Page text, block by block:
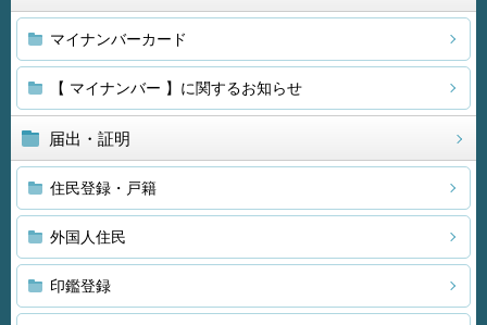
マイナンバーカード
【 マイナンバー 】に関するお知らせ
届出・証明
住民登録・戸籍
外国人住民
印鑑登録